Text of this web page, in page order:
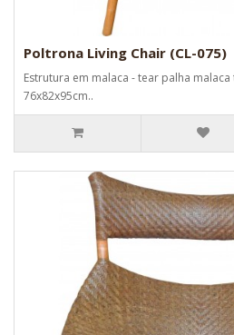
Poltrona Living Chair (CL-075)
Estrutura em malaca - tear palha
76x82x95cm..